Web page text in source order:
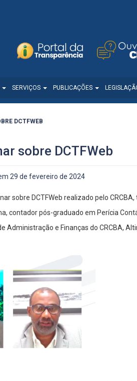
SERVIÇOS PUBLICAÇÕES
DCTFWEB
sobre DCTFWeb
29 de fevereiro de 2024
sobre DCTFWeb realizado pelo
contador pós-graduado em Perícia
Administração e Finanças do CRCBA,